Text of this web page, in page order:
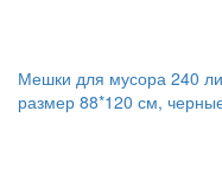
Мешки для мусора 240
размер 88*120 см,